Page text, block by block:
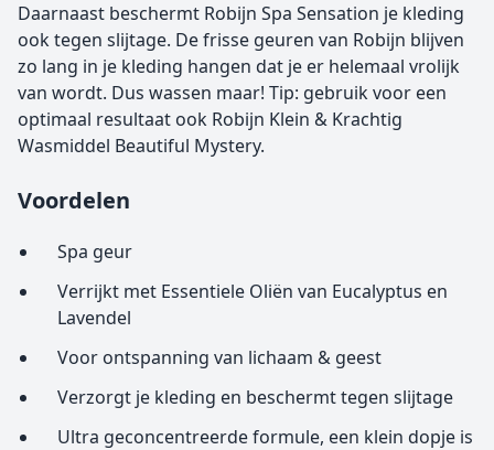
Daarnaast beschermt Robijn Spa Sensation je kleding
ook tegen slijtage. De frisse geuren van Robijn blijven
zo lang in je kleding hangen dat je er helemaal vrolijk
van wordt. Dus wassen maar! Tip: gebruik voor een
optimaal resultaat ook Robijn Klein & Krachtig
Wasmiddel Beautiful Mystery.
Voordelen
Spa geur
Verrijkt met Essentiele Oliën van Eucalyptus en
Lavendel
Voor ontspanning van lichaam & geest
Verzorgt je kleding en beschermt tegen slijtage
Ultra geconcentreerde formule, een klein dopje is